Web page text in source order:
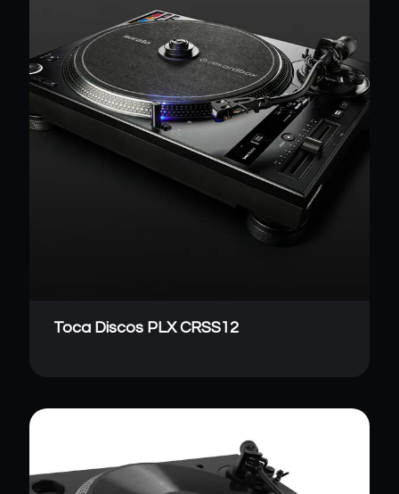
Toca Discos PLX CRSS12